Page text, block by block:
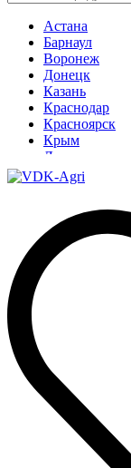
Астана
Барнаул
Воронеж
Донецк
Казань
Краснодар
Красноярск
Крым
Луганск
Москва
Нижний
Омск
Павлодар
Ростов
Ростов-на-
Узбекистан
Ульяновск
Ярославль